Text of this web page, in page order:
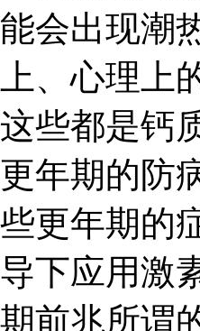
能会出现潮
上、心理
这些都是钙
更年期的防
些更年期的
导下应用激
期前兆所谓